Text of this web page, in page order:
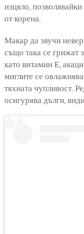
изцяло,
от корена.
Макар да звучи
също така се грижат
като витамин Е,
миглите се
тяхната чупливост.
осигурява дълги,